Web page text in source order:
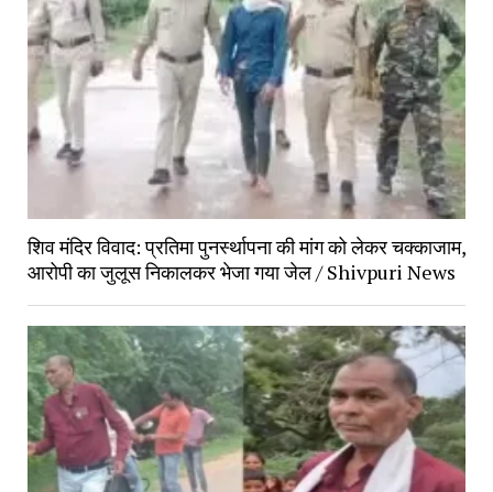
शिव मंदिर विवाद: प्रतिमा पुनर्स्थापना की मांग को लेकर चक्काजाम,
आरोपी का जुलूस निकालकर भेजा गया जेल / Shivpuri News